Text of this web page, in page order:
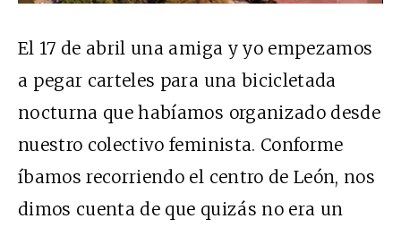
El 17 de abril una amiga y yo empezamos
a pegar carteles para una bicicletada
nocturna que habíamos organizado desde
nuestro colectivo feminista. Conforme
íbamos recorriendo el centro de León, nos
dimos cuenta de que quizás no era un